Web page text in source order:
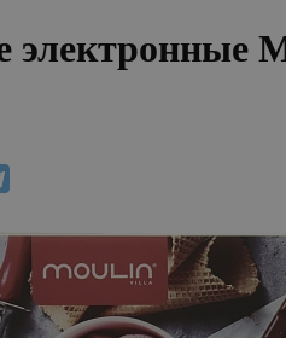
электронные